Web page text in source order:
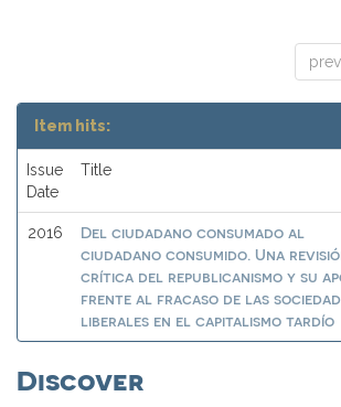
Item hits:
Issue
Date
Title
2016
Del ciudadano consumado al
ciudadano consumido. Una
crítica del republicanismo y su
frente al fracaso de las
liberales en el capitalismo tardío
Discover